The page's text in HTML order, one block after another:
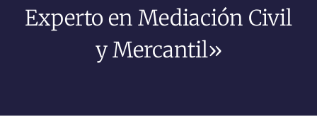
Soluciones
Experto en Mediación Civil
y Mercantil»